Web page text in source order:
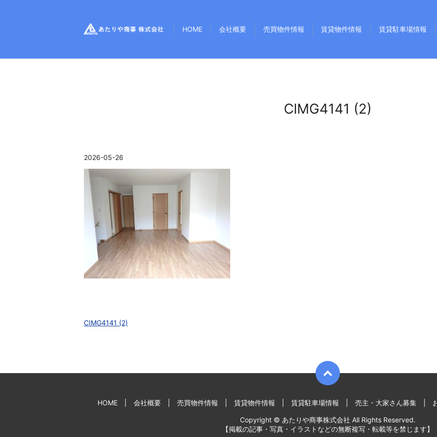
HOME 会社概要 売買物件情報 賃貸物件情報 賃貸駐車場情報
CIMG4141 (2)
2026-05-26
CIMG4141 (2)
HOME 会社概要 売買物件情報 賃貸物件情報 賃貸駐車場情報 売主・大家さん募集
Copyright © あたりや商事株式会社 All Rights Reserved.
【掲載の記事・写真・イラストなどの無断複写・転載等を禁じます】